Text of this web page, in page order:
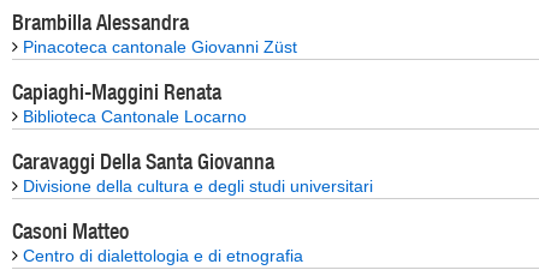
Brambilla Alessandra
Pinacoteca cantonale Giovanni Züst
Capiaghi-Maggini Renata
Biblioteca Cantonale Locarno
Caravaggi Della Santa Giovanna
Divisione della cultura e degli studi universitari
Casoni Matteo
Centro di dialettologia e di etnografia